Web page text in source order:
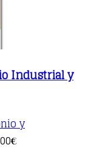
Industrial y
y
€